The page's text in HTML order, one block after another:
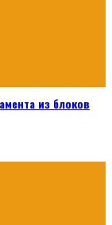
из блоков